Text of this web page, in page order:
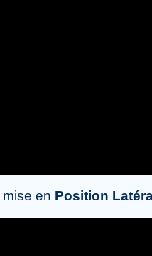
en Position